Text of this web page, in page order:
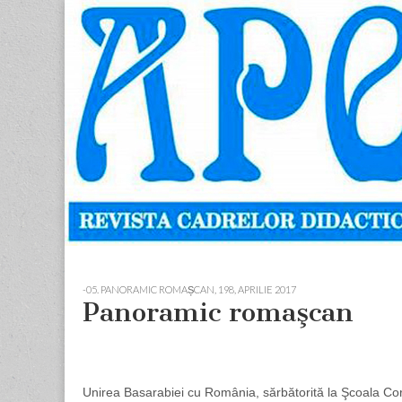
Apostolul
Revista
cadrelor
didactice
din
judetul
Neamt
content
-05. PANORAMIC ROMAȘCAN 198, APRILIE 2017
Panoramic romaşcan
Unirea Basarabiei cu România, sărbătorită la Şcoala